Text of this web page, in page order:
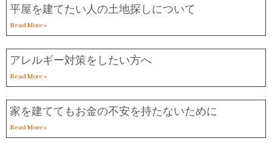
平屋を建てたい人の土地探しについて
Read More »
アレルギー対策をしたい方へ
Read More »
家を建ててもお金の不安を持たないために
Read More »